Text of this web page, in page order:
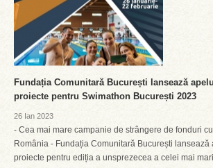
Fundația Comunitară București lansează
proiecte pentru Swimathon București 2023
26 Ian 2023
- Cea mai mare campanie de strângere de fonduri
România - Fundația Comunitară București
proiecte pentru ediția a unsprezecea a celei mai